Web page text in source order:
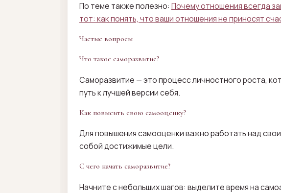
По теме также полезно: Почему отношения всегда
тот: как понять, что ваши отношения не приносят
Частые вопросы
Что такое саморазвитие?
Саморазвитие — это процесс личностного роста,
путь к лучшей версии себя.
Как повысить свою самооценку?
Для повышения самооценки важно работать над
собой достижимые цели.
С чего начать саморазвитие?
Начните с небольших шагов: выделите время на